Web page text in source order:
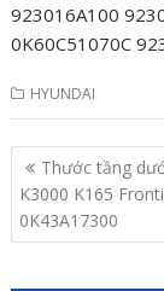
923016A100
0K60C51070C
HYUNDAI
Post
navigation
Thước tầng
K3000 K165
0K43A17300